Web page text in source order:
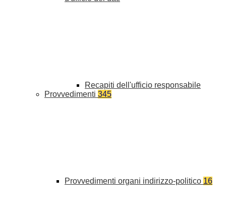
Recapiti dell'ufficio responsabile
Provvedimenti 345
Provvedimenti organi indirizzo-politico 16